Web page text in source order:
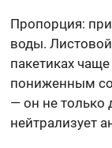
Пропорция:
воды.
пакетиках
пониженным
— он не только
нейтрализует